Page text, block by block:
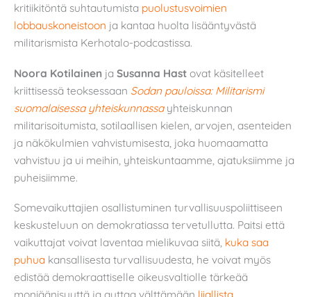
kritiikitöntä suhtautumista puolustusvoimien
lobbauskoneistoon ja kantaa huolta lisääntyvästä
militarismista Kerhotalo-podcastissa.
Noora Kotilainen ja Susanna Hast ovat käsitelleet
kriittisessä teoksessaan Sodan pauloissa: Militarismi
suomalaisessa yhteiskunnassayhteiskunnan
militarisoitumista, sotilaallisen kielen, arvojen, asenteiden
ja näkökulmien vahvistumisesta, joka huomaamatta
vahvistuu ja ui meihin, yhteiskuntaamme, ajatuksiimme ja
puheisiimme.
Somevaikuttajien osallistuminen turvallisuuspoliittiseen
keskusteluun on demokratiassa tervetullutta. Paitsi että
vaikuttajat voivat laventaa mielikuvaa siitä, kuka saa
puhua kansallisesta turvallisuudesta, he voivat myös
edistää demokraattiselle oikeusvaltiolle tärkeää